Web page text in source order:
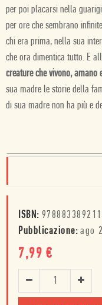
per poi placarsi nella
per ore che sembrano
chi era prima, nella sua
che ora dimentica tutto. E
creature che vivono,
sua madre le storie della
di sua madre non ha più e
ISBN:
Pubblicazione: ago
7,99 €